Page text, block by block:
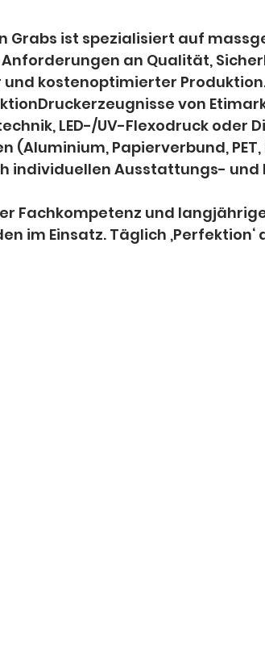
Grabs ist spezialisiert auf
an Qualität,
kostenoptimierter
von
LED-/UV-Flexodruck oder
Papierverbund, PET,
individuellen Ausstattungs- und
Fachkompetenz und
im Einsatz. Täglich